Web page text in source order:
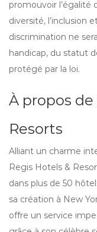
promouvoir l’égalité
diversité, l’inclusion
discrimination ne
handicap, du statut
protégé par la loi.
À propos
Resorts
Alliant un charme
Regis Hotels &
dans plus de 50
sa création à New
offre un service